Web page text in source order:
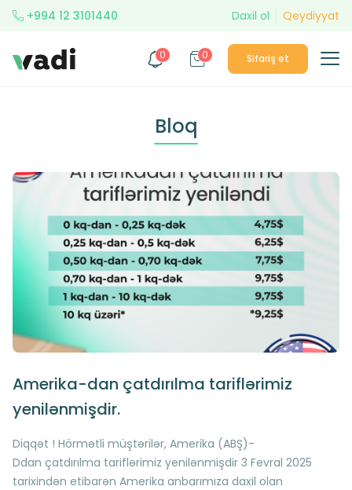
+994 12 3101440 Daxil ol Qeydiyyat
0 0 Sifariş et
Bloq
Amerika-dan çatdırılma tariflərimiz
yenilənmişdir.
Diqqət ! Hörmətli müştərilər, Amerika (ABŞ)-
Ddan çatdırılma tariflərimiz yenilənmişdir 3 Fevral 2025
tarixindən etibarən Amerika anbarımıza daxil olan